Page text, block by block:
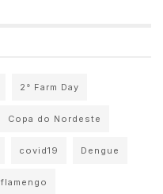
2° Farm Day
Copa do Nordeste
covid19 Dengue
flamengo